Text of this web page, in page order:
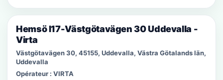
Hemsö I17-Västgötavägen 30 Uddevalla -
Virta
Västgötavägen 30, 45155, Uddevalla, Västra Götalands län,
Uddevalla
Opérateur : VIRTA